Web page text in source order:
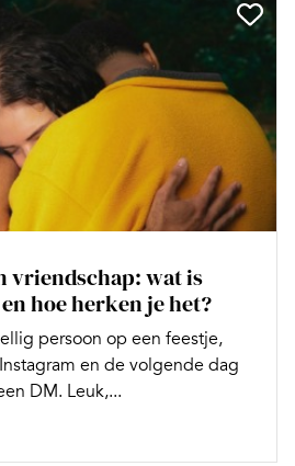
vriendschap: wat is
hoe herken je het?
persoon op een feestje,
en de volgende dag
DM. Leuk,...